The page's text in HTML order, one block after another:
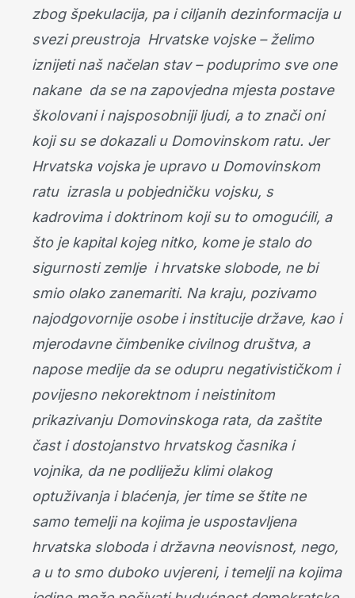
zbog špekulacija, pa i ciljanih dezinformacija u
svezi preustroja Hrvatske vojske – želimo
iznijeti naš načelan stav – poduprimo sve one
nakane da se na zapovjedna mjesta postave
školovani i najsposobniji ljudi, a to znači oni
koji su se dokazali u Domovinskom ratu. Jer
Hrvatska vojska je upravo u Domovinskom
ratu izrasla u pobjedničku vojsku, s
kadrovima i doktrinom koji su to omogućili, a
što je kapital kojeg nitko, kome je stalo do
sigurnosti zemlje i hrvatske slobode, ne bi
smio olako zanemariti. Na kraju, pozivamo
najodgovornije osobe i institucije države, kao i
mjerodavne čimbenike civilnog društva, a
napose medije da se odupru negativističkom i
povijesno nekorektnom i neistinitom
prikazivanju Domovinskoga rata, da zaštite
čast i dostojanstvo hrvatskog časnika i
vojnika, da ne podliježu klimi olakog
optuživanja i blaćenja, jer time se štite ne
samo temelji na kojima je uspostavljena
hrvatska sloboda i državna neovisnost, nego,
a u to smo duboko uvjereni, i temelji na kojima